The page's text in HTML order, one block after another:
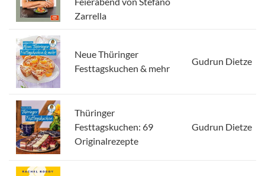
Zarrella
Neue Thüringer
Festtagskuchen & mehr
Gudrun Dietze
Thüringer
Festtagskuchen: 69
Originalrezepte
Gudrun Dietze